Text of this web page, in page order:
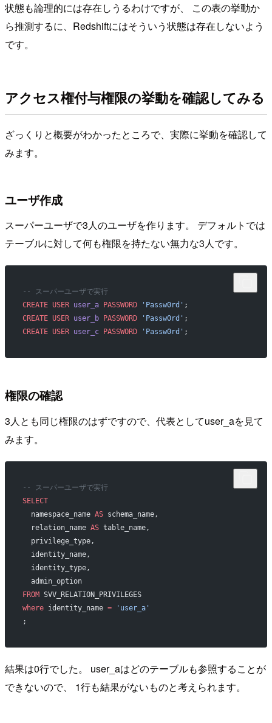
状態も論理的には存在しうるわけですが、 この表の挙動か
ら推測するに、Redshiftにはそういう状態は存在しないよう
です。
アクセス権付与権限の挙動を確認してみる
ざっくりと概要がわかったところで、実際に挙動を確認して
みます。
ユーザ作成
スーパーユーザで3人のユーザを作ります。 デフォルトでは
テーブルに対して何も権限を持たない無力な3人です。
-- スーパーユーザで実行
CREATE USER user_a PASSWORD 'Passw0rd' ;
CREATE USER user_b PASSWORD 'Passw0rd' ;
CREATE USER user_c PASSWORD 'Passw0rd' ;
権限の確認
3人とも同じ権限のはずですので、代表としてuser_aを見て
みます。
-- スーパーユーザで実行
SELECT
  namespace_name
AS schema_name,
  relation_name
AS table_name,
  privilege_type,
  identity_name,
  identity_type,
  admin_option
FROM SVV_RELATION_PRIVILEGES
where identity_name = 'user_a'
;
結果は0行でした。 user_aはどのテーブルも参照することが
できないので、 1行も結果がないものと考えられます。